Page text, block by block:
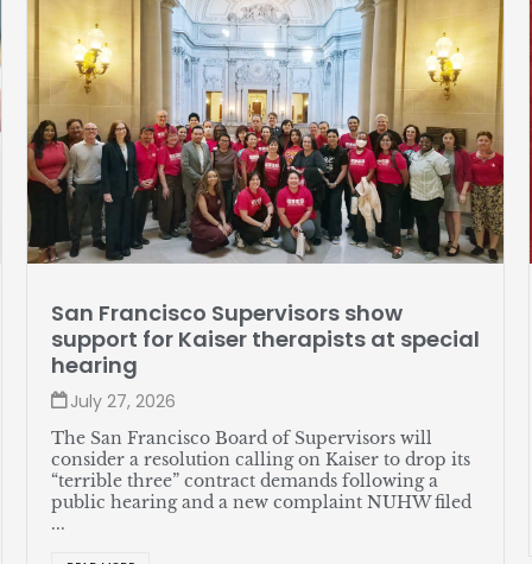
Member profile: Jose Soto
July 27, 2026
Soto, a lead server at The Sequoias—Portola
Valley, likes assembling watches in his spare time
and recently helped put together a great new
union contract for himself and his coworkers. ...
READ MORE